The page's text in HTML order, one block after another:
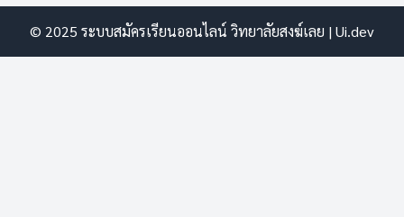
© 2025 ระบบสมัครเรียนออนไลน์ วิทยาลัยสงฆ์เลย | Ui.dev